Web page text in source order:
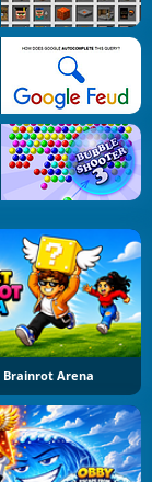
Brainrot Arena